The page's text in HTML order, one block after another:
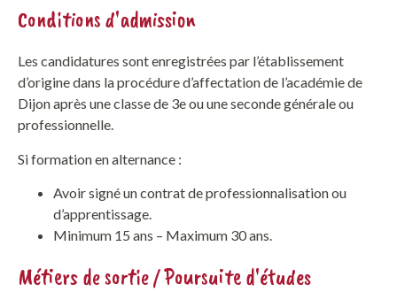
Conditions d'admission
Les candidatures sont enregistrées par l’établissement
d’origine dans la procédure d’affectation de l’académie de
Dijon après une classe de 3e ou une seconde générale ou
professionnelle.
Si formation en alternance :
Avoir signé un contrat de professionnalisation ou
d’apprentissage.
Minimum 15 ans – Maximum 30 ans.
Métiers de sortie / Poursuite d'études